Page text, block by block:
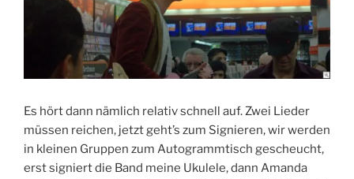
Es hört dann nämlich relativ schnell auf. Zwei Lieder
müssen reichen, jetzt geht’s zum Signieren, wir werden
in kleinen Gruppen zum Autogrammtisch gescheucht,
erst signiert die Band meine Ukulele, dann Amanda